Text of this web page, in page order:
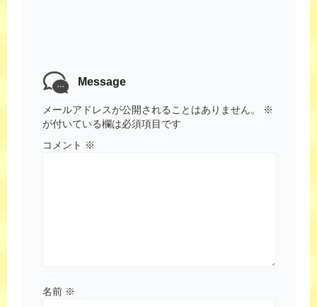
Message
メールアドレスが公開されることはありません。
※
が付いている欄は必須項目です
コメント ※
名前 ※